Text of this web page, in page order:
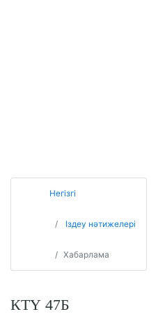
Негізгі
Іздеу нәтижелері
Хабарлама
КТҮ 47Б